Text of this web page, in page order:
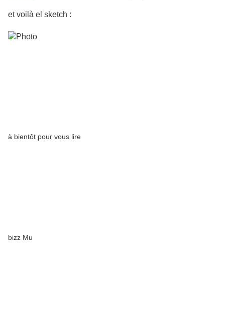
et voilà el sketch :
à bientôt pour vous lire
bizz Mu